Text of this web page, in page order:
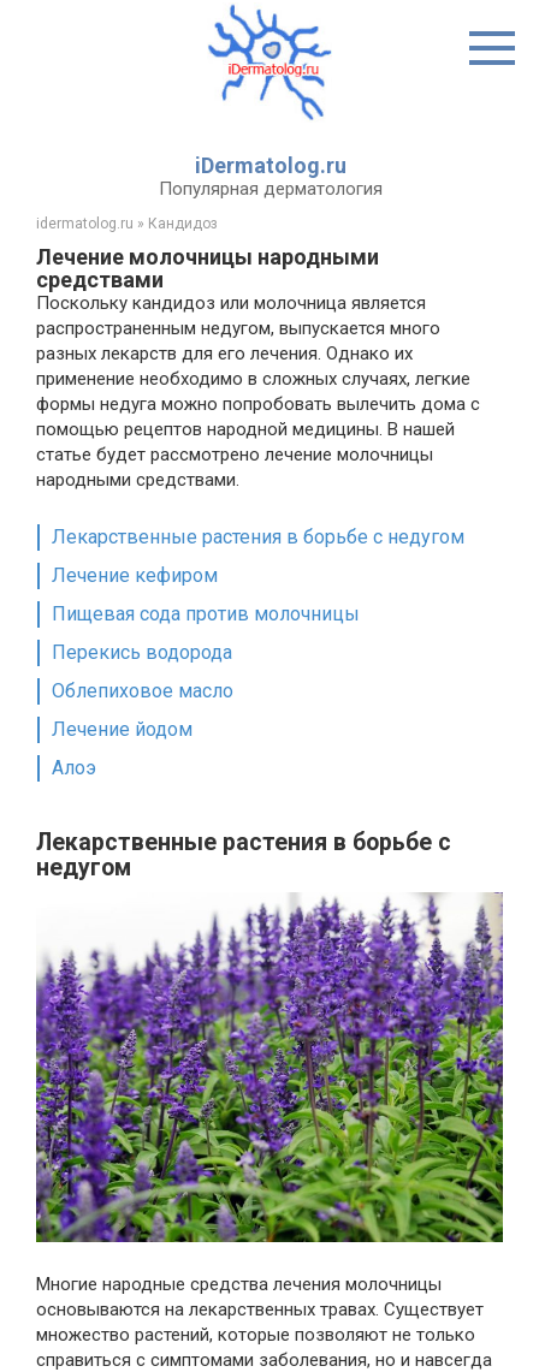
iDermatolog.ru
Популярная дерматология
idermatolog.ru » Кандидоз
Лечение молочницы народными
средствами
Поскольку кандидоз или молочница является
распространенным недугом, выпускается много
разных лекарств для его лечения. Однако их
применение необходимо в сложных случаях, легкие
формы недуга можно попробовать вылечить дома с
помощью рецептов народной медицины. В нашей
статье будет рассмотрено лечение молочницы
народными средствами.
Лекарственные растения в борьбе с недугом
Лечение кефиром
Пищевая сода против молочницы
Перекись водорода
Облепиховое масло
Лечение йодом
Алоэ
Лекарственные растения в борьбе с
недугом
Многие народные средства лечения молочницы
основываются на лекарственных травах. Существует
множество растений, которые позволяют не только
справиться с симптомами заболевания, но и навсегда